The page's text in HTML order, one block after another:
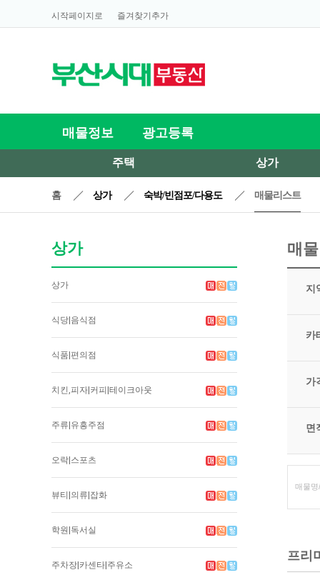
시작페이지로 즐겨찾기추가
매물정보 광고등록
주택 상가
홈 상가 숙박/빈점포/다용도 매물리스트
상가
상가
식당|음식점
식품|편의점
치킨,피자|커피|테이크아웃
주류|유흥주점
오락|스포츠
뷰티|의류|잡화
학원|독서실
주차장|카센타|주유소
매
지
카
가
면
프리